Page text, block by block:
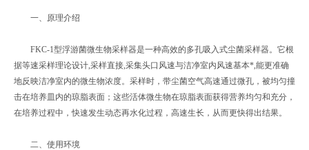
一、原理介绍
FKC-1型浮游菌微生物采样器是一种高效的多孔吸入式尘菌采样器。它根
据等速采样理论设计,采样直接,采集头口风速与洁净室内风速基本*,能更准确
地反映洁净室内的微生物浓度。采样时，带尘菌空气高速通过微孔，被均匀撞
击在培养皿内的琼脂表面；这些活体微生物在琼脂表面获得营养均匀和充分，
在培养过程中，快速发生动态再水化过程，高速生长，从而更快得出结果。
二、使用环境